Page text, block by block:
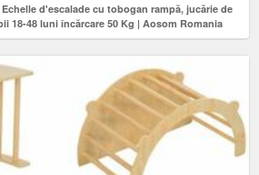
d'escalade cu tobogan rampă, jucărie de
18-48 luni încărcare 50 Kg | Aosom Romania